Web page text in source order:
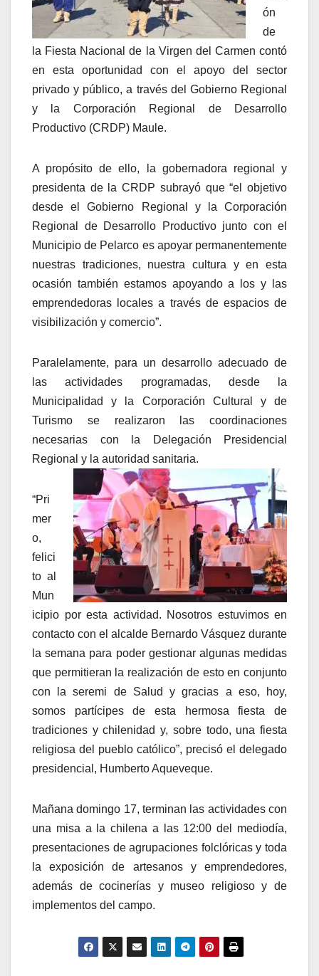
ón
de
la Fiesta Nacional de la Virgen del Carmen contó
en esta oportunidad con el apoyo del sector
privado y público, a través del Gobierno Regional
y la Corporación Regional de Desarrollo
Productivo (CRDP) Maule.
A propósito de ello, la gobernadora regional y
presidenta de la CRDP subrayó que “el objetivo
desde el Gobierno Regional y la Corporación
Regional de Desarrollo Productivo junto con el
Municipio de Pelarco es apoyar permanentemente
nuestras tradiciones, nuestra cultura y en esta
ocasión también estamos apoyando a los y las
emprendedoras locales a través de espacios de
visibilización y comercio”.
Paralelamente, para un desarrollo adecuado de
las actividades programadas, desde la
Municipalidad y la Corporación Cultural y de
Turismo se realizaron las coordinaciones
necesarias con la Delegación Presidencial
Regional y la autoridad sanitaria.
“Pri
mer
o,
felici
to al
Mun
icipio por esta actividad. Nosotros estuvimos en
contacto con el alcalde Bernardo Vásquez durante
la semana para poder gestionar algunas medidas
que permitieran la realización de esto en conjunto
con la seremi de Salud y gracias a eso, hoy,
somos partícipes de esta hermosa fiesta de
tradiciones y chilenidad y, sobre todo, una fiesta
religiosa del pueblo católico”, precisó el delegado
presidencial, Humberto Aqueveque.
Mañana domingo 17, terminan las actividades con
una misa a la chilena a las 12:00 del mediodía,
presentaciones de agrupaciones folclóricas y toda
la exposición de artesanos y emprendedores,
además de cocinerías y museo religioso y de
implementos del campo.